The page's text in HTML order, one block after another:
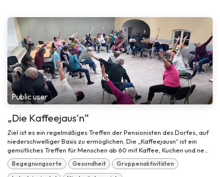
Public user
„Die Kaffeejaus'n“
Ziel ist es ein regelmäßiges Treffen der Pensionisten des Dorfes, auf
niederschwelliger Basis zu ermöglichen. Die „Kaffeejausn“ ist ein
gemütliches Treffen für Menschen ab 60 mit Kaffee, Kuchen und ne...
Begegnungsorte Gesundheit Gruppenaktivitäten